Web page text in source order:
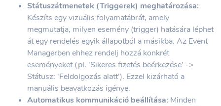
Státuszátmenetek (Triggerek) meghatározása:
Készíts egy vizuális folyamatábrát, amely
megmutatja, milyen esemény (trigger) hatására léphet
át egy rendelés egyik állapotból a másikba. Az Event
Managerben ehhez rendelj hozzá konkrét
eseményeket (pl. 'Sikeres fizetés beérkezése' ->
Státusz: 'Feldolgozás alatt'). Ezzel kizárható a
manuális beavatkozás igénye.
Automatikus kommunikáció beállítása: Minden